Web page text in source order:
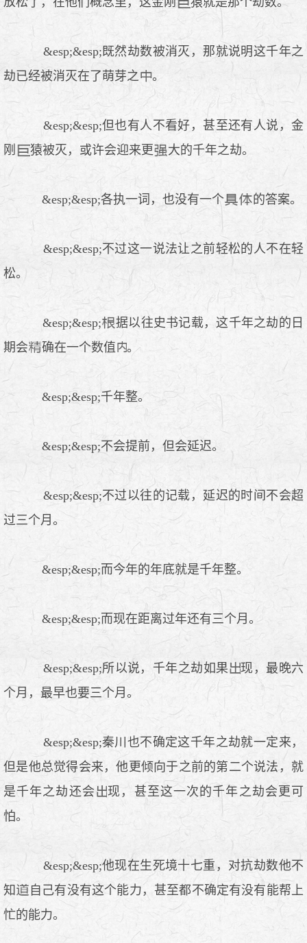
&esp;&esp;既然劫数被消灭，那就说明这千年之
劫已经被消灭在了萌芽之
。
&esp;&esp;但也有人不看好，甚至还有人说，金
刚
猿被灭，或许会迎来更 大的千年之劫。
&esp;&esp;各执一词，也没有一个 的答案。
&esp;&esp;不过这一说法让之前轻松的人不在轻
松。
&esp;&esp;
据以往史书记载，这千年之劫的日
期会
确在一个数值 。
&esp;&esp;千年整。
&esp;&esp;不会提前，但会延迟。
&esp;&esp;不过以往的记载，延迟的时间不会超
过三个月。
&esp;&esp;而今年的年底就是千年整。
&esp;&esp;而现在距离过年还有三个月。
&esp;&esp;所以说，千年之劫如果
现，最晚六
个月，最早也要三个月。
&esp;&esp;秦川也不确定这千年之劫就一定来，
但是他总觉得会来，他更倾向于之前的第二个说法，就
是千年之劫还会
现，甚至这一次的千年之劫会更可
怕。
&esp;&esp;他现在生死境十七重，对抗劫数他不
知
自己有没有这个能力，甚至都不确定有没有能帮上
忙的能力。